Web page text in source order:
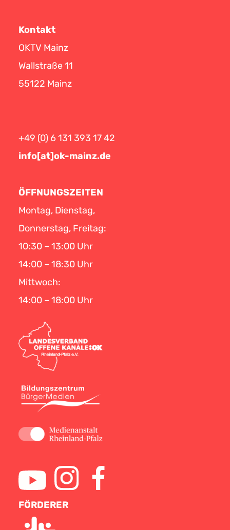
Kontakt
OKTV Mainz
Wallstraße 11
55122 Mainz
+49 (0) 6 131 393 17 42
info[at]ok-mainz.de
ÖFFNUNGSZEITEN
Montag, Dienstag,
Donnerstag, Freitag:
10:30 – 13:00 Uhr
14:00 – 18:30 Uhr
Mittwoch:
14:00 – 18:00 Uhr
FÖRDERER